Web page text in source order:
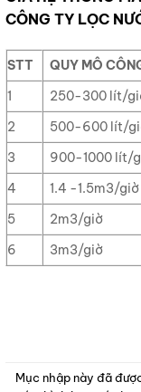
CÔNG TY LỌC
STT QUY MÔ
1
250-300 lít/
2
500-600 lít/
3
900-1000 lít/
4
1.4 -1.5m3/giờ
5
2m3/giờ
6
3m3/giờ
Mục nhập này đã